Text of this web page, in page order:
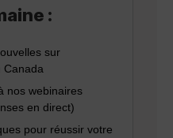
:
sur
Canada
nos webinaires
en direct)
pour réussir votre